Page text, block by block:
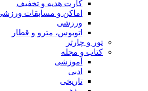
کارت هدیه و تخفیف
اماکن و مسابقات ورزشی
ورزشی
اتوبوس، مترو و قطار
تور و چارتر
کتاب و مجله
آموزشی
ادبی
تاریخی